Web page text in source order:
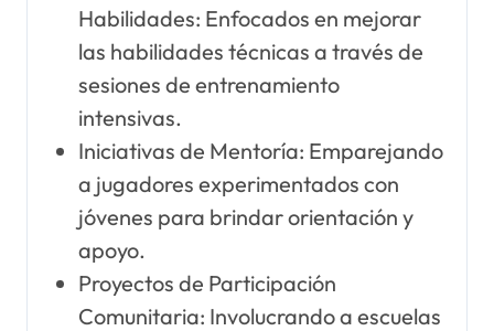
Habilidades: Enfocados en mejorar
las habilidades técnicas a través de
sesiones de entrenamiento
intensivas.
Iniciativas de Mentoría: Emparejando
a jugadores experimentados con
jóvenes para brindar orientación y
apoyo.
Proyectos de Participación
Comunitaria: Involucrando a escuelas